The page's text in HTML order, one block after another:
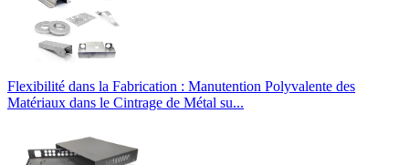
Flexibilité dans la Fabrication : Manutention Polyvalente des
Matériaux dans le Cintrage de Métal su...